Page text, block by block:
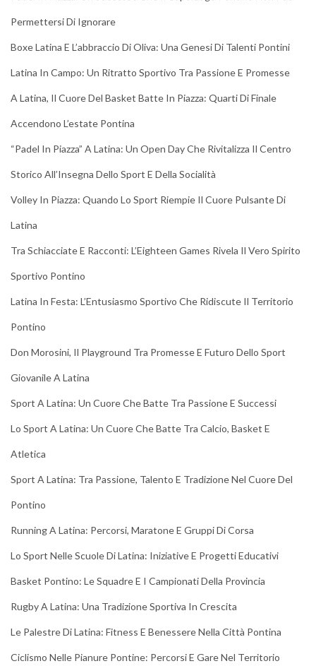
Permettersi Di Ignorare
Boxe Latina E L’abbraccio Di Oliva: Una Genesi Di Talenti Pontini
Latina In Campo: Un Ritratto Sportivo Tra Passione E Promesse
A Latina, Il Cuore Del Basket Batte In Piazza: Quarti Di Finale
Accendono L’estate Pontina
“Padel In Piazza” A Latina: Un Open Day Che Rivitalizza Il Centro
Storico All’Insegna Dello Sport E Della Socialità
Volley In Piazza: Quando Lo Sport Riempie Il Cuore Pulsante Di
Latina
Tra Schiacciate E Racconti: L’Eighteen Games Rivela Il Vero Spirito
Sportivo Pontino
Latina In Festa: L’Entusiasmo Sportivo Che Ridiscute Il Territorio
Pontino
Don Morosini, Il Playground Tra Promesse E Futuro Dello Sport
Giovanile A Latina
Sport A Latina: Un Cuore Che Batte Tra Passione E Successi
Lo Sport A Latina: Un Cuore Che Batte Tra Calcio, Basket E
Atletica
Sport A Latina: Tra Passione, Talento E Tradizione Nel Cuore Del
Pontino
Running A Latina: Percorsi, Maratone E Gruppi Di Corsa
Lo Sport Nelle Scuole Di Latina: Iniziative E Progetti Educativi
Basket Pontino: Le Squadre E I Campionati Della Provincia
Rugby A Latina: Una Tradizione Sportiva In Crescita
Le Palestre Di Latina: Fitness E Benessere Nella Città Pontina
Ciclismo Nelle Pianure Pontine: Percorsi E Gare Nel Territorio